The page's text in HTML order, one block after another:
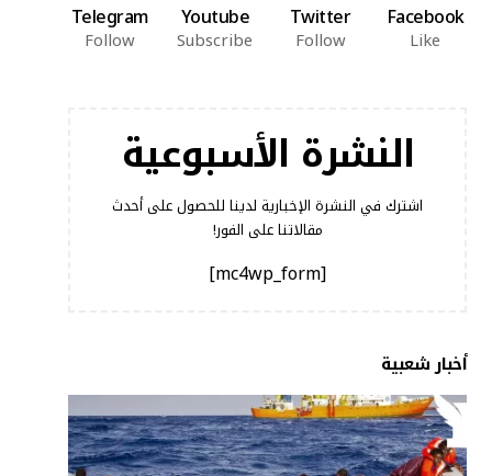
Facebook
Like
Twitter
Follow
Youtube
Subscribe
Telegram
Follow
النشرة الأسبوعية
اشترك في النشرة الإخبارية لدينا للحصول على أحدث
مقالاتنا على الفور!
[mc4wp_form]
أخبار شعبية